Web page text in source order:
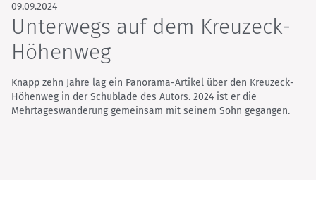
09.09.2024
Unterwegs auf dem Kreuzeck-
Höhenweg
Knapp zehn Jahre lag ein Panorama-Artikel über den Kreuzeck-
Höhenweg in der Schublade des Autors. 2024 ist er die
Mehrtageswanderung gemeinsam mit seinem Sohn gegangen.